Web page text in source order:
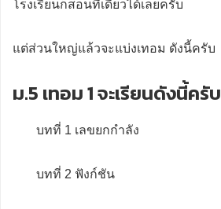
โรงเรียนก็สอนทีเดียวได้เลยครับ
แต่ส่วนใหญ่แล้วจะแบ่งเทอม ดังนี้ครับ
ม.5 เทอม 1 จะเรียนดังนี้ครับ
บทที่ 1 เลขยกกำลัง
บทที่ 2 ฟังก์ชัน